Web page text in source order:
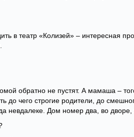
в театр «Колизей» – интересная
обратно не пустят. А мамаша –
до чего строгие родители, до
невдалеке. Дом номер два, во дворе,